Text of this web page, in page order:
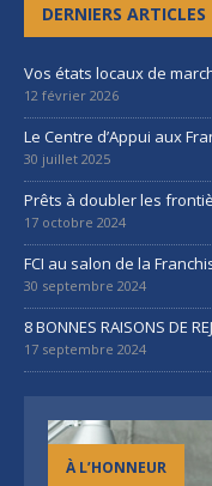
DERNIERS ARTICLES
Vos états locaux de
12 février 2026
Le Centre d’Appui aux
30 juillet 2025
Prêts à doubler les
17 octobre 2024
FCI au salon de la
30 septembre 2024
8 BONNES RAISONS DE
17 septembre 2024
À L’HONNEUR